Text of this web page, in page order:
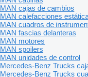
MAN cajas de cambios
MAN calefacciones
MAN cuadros de
MAN fascias delanteras
MAN motores
MAN spoilers
MAN unidades de control
Mercedes-Benz Trucks
Mercedes-Benz Trucks